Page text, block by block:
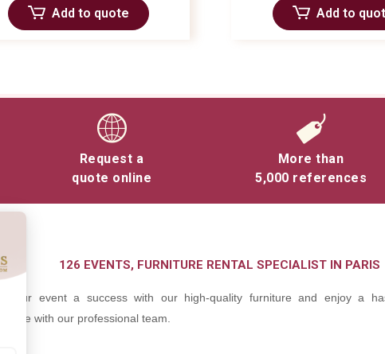
Add to quote Add to
Request a
quote online
More than
5,000 references
126 EVENTS, FURNITURE RENTAL SPECIALIST IN PARIS
your event a success with our high-quality furniture and enjoy a
with our professional team.